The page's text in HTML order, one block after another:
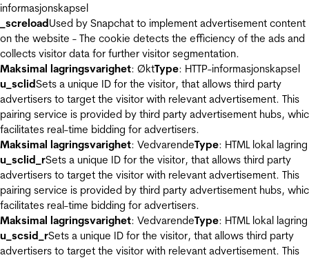
informasjonskapsel
_screloadUsed by Snapchat to implement advertisement content
on the website - The cookie detects the efficiency of the ads and
collects visitor data for further visitor segmentation.
Maksimal lagringsvarighet: ØktType: HTTP-informasjonskapsel
u_sclidSets a unique ID for the visitor, that allows third party
advertisers to target the visitor with relevant advertisement. This
pairing service is provided by third party advertisement hubs,
facilitates real-time bidding for advertisers.
Maksimal lagringsvarighet: VedvarendeType: HTML lokal lagring
u_sclid_rSets a unique ID for the visitor, that allows third party
advertisers to target the visitor with relevant advertisement. This
pairing service is provided by third party advertisement hubs,
facilitates real-time bidding for advertisers.
Maksimal lagringsvarighet: VedvarendeType: HTML lokal lagring
u_scsid_rSets a unique ID for the visitor, that allows third party
advertisers to target the visitor with relevant advertisement. This